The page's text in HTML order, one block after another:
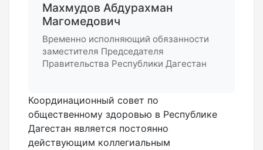
Махмудов Абдурахман
Магомедович
Временно исполняющий обязанности
заместителя Председателя
Правительства Республики Дагестан
Координационный совет по
общественному здоровью в Республике
Дагестан является постоянно
действующим коллегиальным